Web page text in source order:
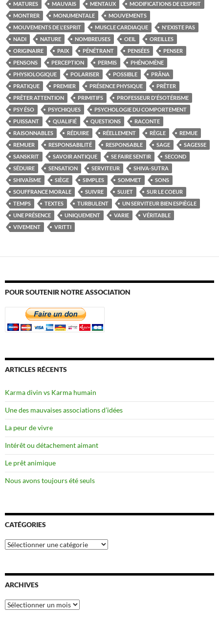
MATURES MAUVAIS MENTAUX
MODIFICATIONS DE L’ESPRIT
MONTRER
MONUMENTALE
MOUVEMENTS
MOUVEMENTS DE L'ESPRIT
MUSCLE CARDIAQUE
N'EXISTE PAS
NADI
NATURE NOMBREUSES OEIL
OREILLES
ORIGINAIRE
PAIX PÉNÉTRANT PENSÉES
PENSER
PENSONS
PERCEPTION PERMIS
PHÉNOMÈNE
PHYSIOLOGIQUE
POLARISER POSSIBLE
PRÂNA
PRATIQUE
PREMIER PRÉSENCE PHYSIQUE
PRÊTER
PRÊTER ATTENTION
PRIMITIFS
PROFESSEUR D'ÉSOTÉRISME
PSY ÉSO
PSYCHIQUES
PSYCHOLOGIE DU COMPORTEMENT
PUISSANT
QUALIFIÉ QUESTIONS
RACONTE
RAISONNABLES
RÉDUIRE RÉELLEMENT RÈGLE
REMUE
REMUER
RESPONSABILITÉ RESPONSABLE SAGE
SAGESSE
SANSKRIT
SAVOIR ANTIQUE SE FAIRE SENTIR
SECOND
SÉDUIRE
SENSATION SERVITEUR
SHIVA-SUTRA
SHIVAÏSME
SIÈGE SIMPLES SOMMET
SONS
SOUFFRANCE MORALE
SUIVRE SUJET
SUR LE COEUR
TEMPS
TEXTES TURBULENT
UN SERVITEUR BIEN ESPIÈGLE
UNE PRÉSENCE
UNIQUEMENT VARIE
VÉRITABLE
VIVEMENT
VRITTI
POUR SOUTENIR NOTRE ASSOCIATION
ARTICLES RÉCENTS
Karma divin vs Karma humain
Une des mauvaises associations d’idées
La peur de vivre
Intérêt ou détachement aimant
Le prêt animique
Nous avons toujours été seuls
CATÉGORIES
Catégories
ARCHIVES
Archives